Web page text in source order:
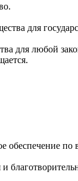
для
для любой
по